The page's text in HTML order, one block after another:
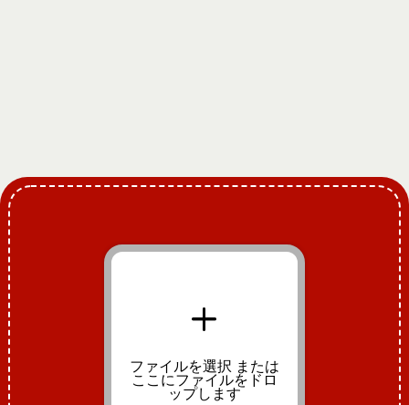
+
ファイルを選択 または
ここにファイルをドロ
ップします